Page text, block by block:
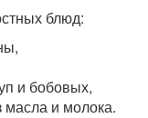
блюд:
и бобовых,
масла и молока.